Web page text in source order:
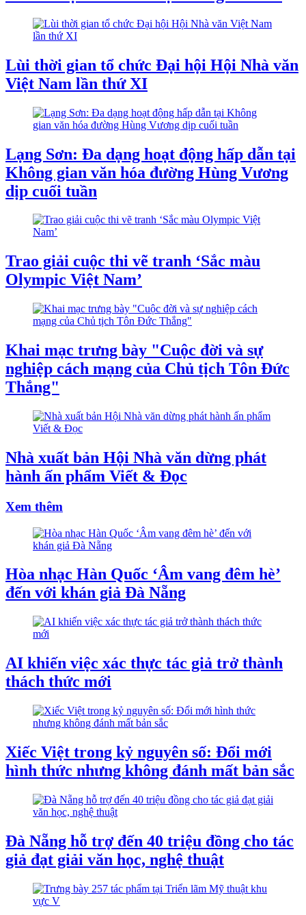
Lùi thời gian tổ chức Đại hội Hội Nhà văn
Việt Nam lần thứ XI
Lạng Sơn: Đa dạng hoạt động hấp dẫn tại
Không gian văn hóa đường Hùng Vương
dịp cuối tuần
Trao giải cuộc thi vẽ tranh ‘Sắc màu
Olympic Việt Nam’
Khai mạc trưng bày "Cuộc đời và sự
nghiệp cách mạng của Chủ tịch Tôn Đức
Thắng"
Nhà xuất bản Hội Nhà văn dừng phát
hành ấn phẩm Viết & Đọc
Xem thêm
Hòa nhạc Hàn Quốc ‘Âm vang đêm hè’
đến với khán giả Đà Nẵng
AI khiến việc xác thực tác giả trở thành
thách thức mới
Xiếc Việt trong kỷ nguyên số: Đổi mới
hình thức nhưng không đánh mất bản sắc
Đà Nẵng hỗ trợ đến 40 triệu đồng cho tác
giả đạt giải văn học, nghệ thuật